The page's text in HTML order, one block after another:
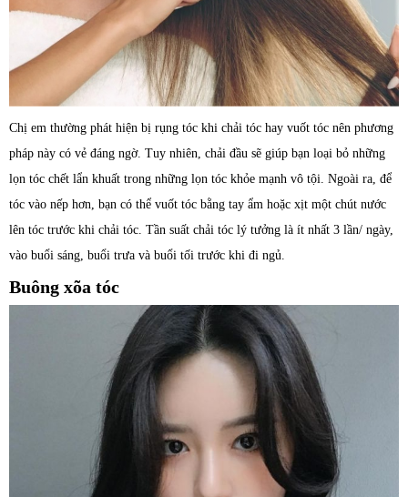
Chị em thường phát hiện bị rụng tóc khi chải tóc hay vuốt tóc nên phương
pháp này có vẻ đáng ngờ. Tuy nhiên, chải đầu sẽ giúp bạn loại bỏ những
lọn tóc chết lẩn khuất trong những lọn tóc khỏe mạnh vô tội. Ngoài ra, để
tóc vào nếp hơn, bạn có thể vuốt tóc bằng tay ẩm hoặc xịt một chút nước
lên tóc trước khi chải tóc. Tần suất chải tóc lý tưởng là ít nhất 3 lần/ ngày,
vào buổi sáng, buổi trưa và buổi tối trước khi đi ngủ.
Buông xõa tóc